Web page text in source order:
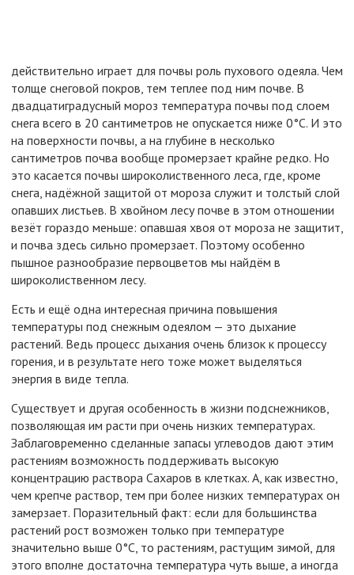
действительно играет для почвы роль пухового одеяла. Чем
толще снеговой покров, тем теплее под ним почве. В
двадцатиградусный мороз температура почвы под слоем
снега всего в 20 сантиметров не опускается ниже 0°С. И это
на поверхности почвы, а на глубине в несколько
сантиметров почва вообще промерзает крайне редко. Но
это касается почвы широколиственного леса, где, кроме
снега, надёжной защитой от мороза служит и толстый слой
опавших листьев. В хвойном лесу почве в этом отношении
везёт гораздо меньше: опавшая хвоя от мороза не защитит,
и почва здесь сильно промерзает. Поэтому особенно
пышное разнообразие первоцветов мы найдём в
широколиственном лесу.
Есть и ещё одна интересная причина повышения
температуры под снежным одеялом — это дыхание
растений. Ведь процесс дыхания очень близок к процессу
горения, и в результате него тоже может выделяться
энергия в виде тепла.
Существует и другая особенность в жизни подснежников,
позволяющая им расти при очень низких температурах.
Заблаговременно сделанные запасы углеводов дают этим
растениям возможность поддерживать высокую
концентрацию раствора Сахаров в клетках. А, как известно,
чем крепче раствор, тем при более низких температурах он
замерзает. Поразительный факт: если для большинства
растений рост возможен только при температуре
значительно выше 0°С, то растениям, растущим зимой, для
этого вполне достаточна температура чуть выше, а иногда